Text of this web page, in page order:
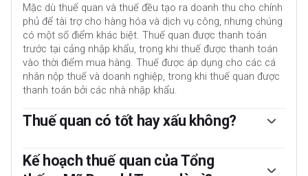
Mặc dù thuế quan và thuế đều tạo ra doanh thu cho chính
phủ để tài trợ cho hàng hóa và dịch vụ công, nhưng chúng
có một số điểm khác biệt. Thuế quan được thanh toán
trước tại cảng nhập khẩu, trong khi thuế được thanh toán
vào thời điểm mua hàng. Thuế được áp dụng cho các cá
nhân nộp thuế và doanh nghiệp, trong khi thuế quan được
thanh toán bởi các nhà nhập khẩu.
Thuế quan có tốt hay xấu không?
dụng thuế quan. Trong khi một số người cho rằng thuế
quan là cần thiết để bảo vệ các ngành công nghiệp trong
Kế hoạch thuế quan của Tổng